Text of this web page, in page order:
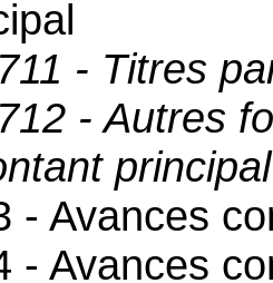
- Titres
- Autres
principal
- Avances
- Avances